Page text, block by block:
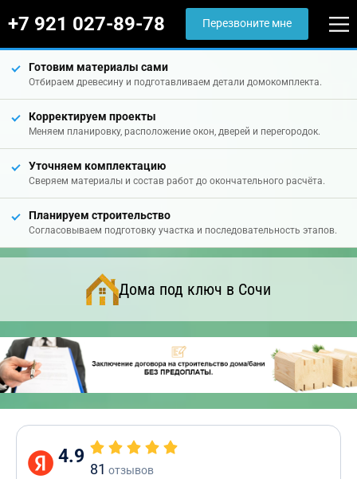
+7 921 027-89-78 Перезвоните мне
Готовим материалы сами
Отбираем древесину и подготавливаем детали домокомплекта.
Корректируем проекты
Меняем планировку, расположение окон, дверей и перегородок.
Уточняем комплектацию
Сверяем материалы и состав работ до окончательного расчёта.
Планируем строительство
Согласовываем подготовку участка и последовательность этапов.
Дома под ключ в Сочи
4.9
81 отзывов